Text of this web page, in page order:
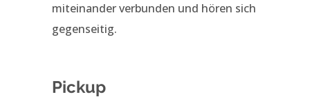
miteinander verbunden und hören sich
gegenseitig.
Pickup